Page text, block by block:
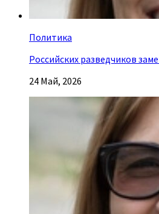
Политика
Российских разведчиков
24 Май, 2026